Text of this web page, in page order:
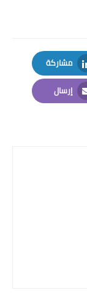
مشاركة
LinkedIn
إرسال
Email